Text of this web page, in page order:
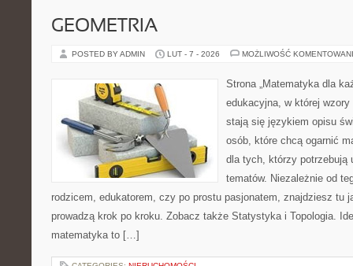
GEOMETRIA
POSTED BY ADMIN LUT - 7 - 2026 MOŻLIWOŚĆ
Strona „Matematyka dla
edukacyjna, w której
stają się językiem opisu
osób, które chcą ogarnić
dla tych, którzy potrzebują
tematów. Niezależnie od
rodzicem, edukatorem, czy po prostu pasjonatem, znajdziesz tu
prowadzą krok po kroku. Zobacz także Statystyka i Topologia.
matematyka to […]